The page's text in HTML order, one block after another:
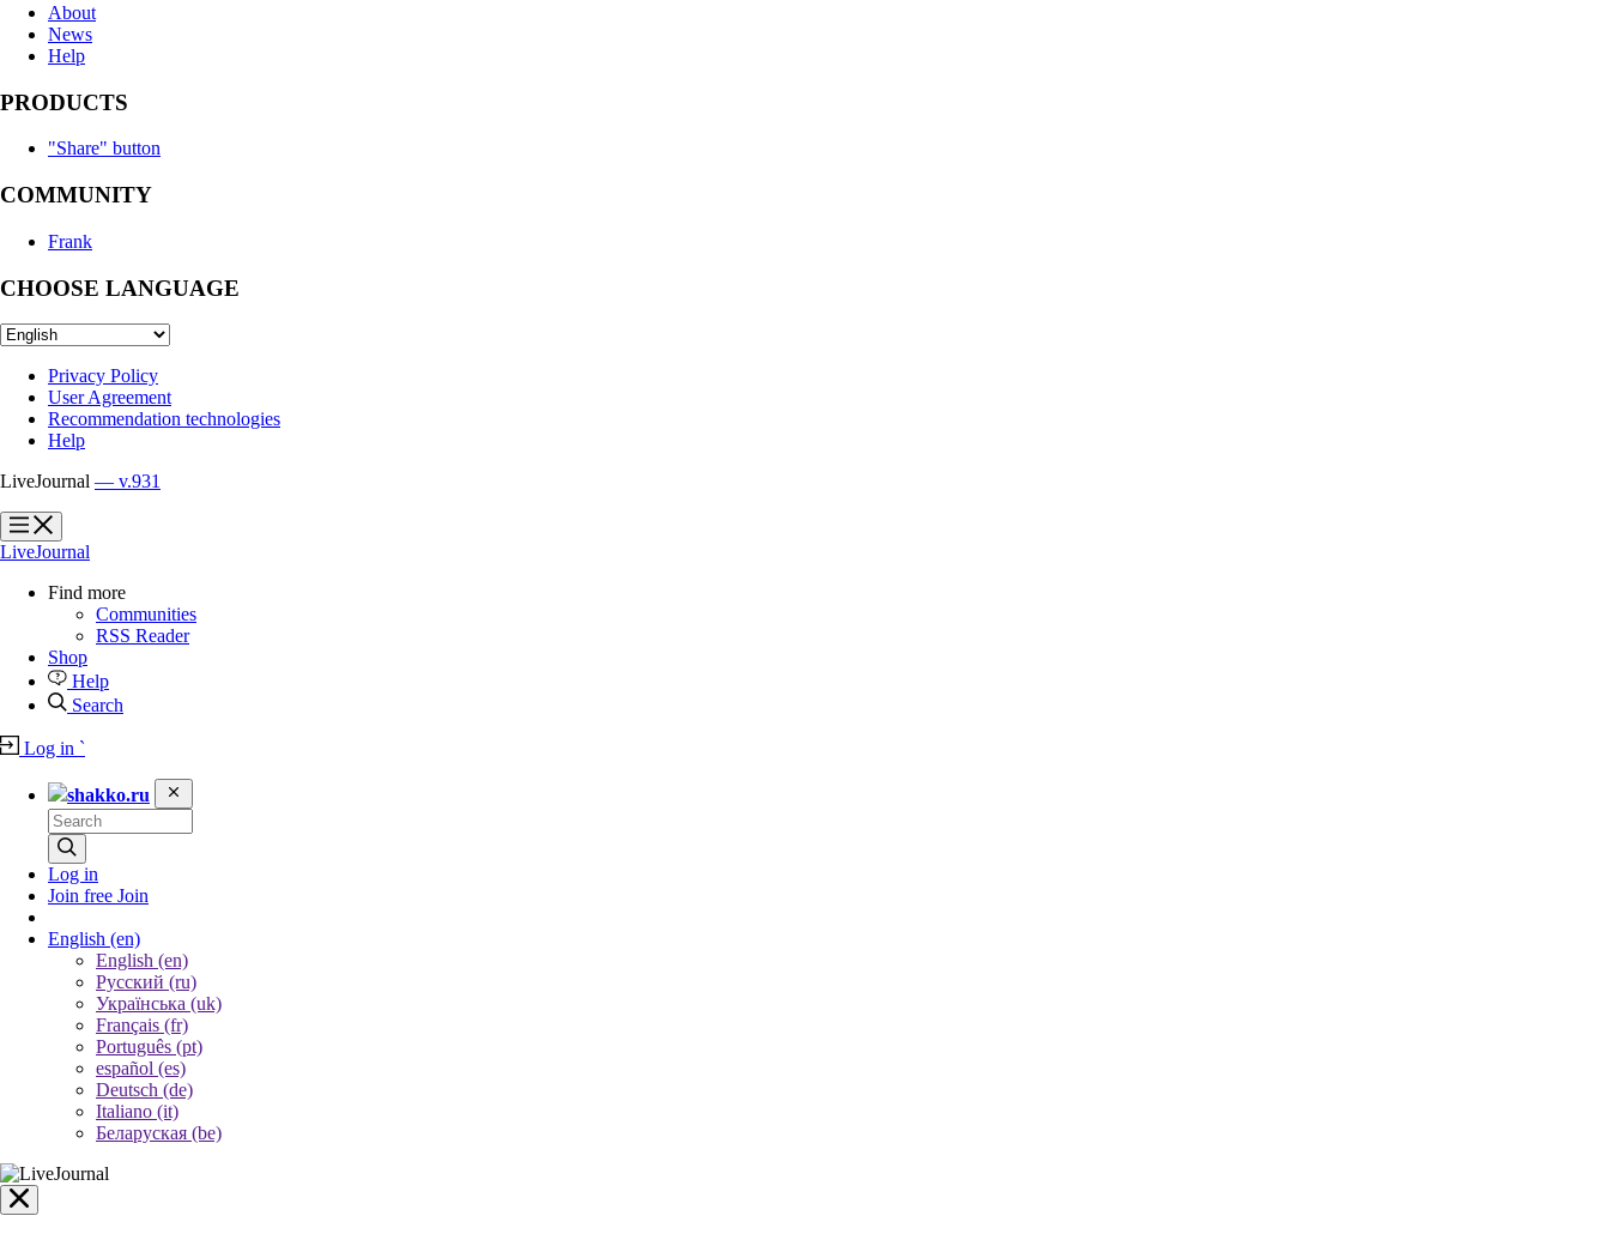
About
News
Help
PRODUCTS
"Share" button
COMMUNITY
Frank
CHOOSE LANGUAGE
Privacy Policy
User Agreement
Recommendation technologies
Help
LiveJournal — v.931
?
?
LiveJournal
Find more
Communities
RSS Reader
Shop
Help
Search
Log in `
shakko.ru
Log in
Join free Join
English (en)
English (en)
Русский (ru)
Українська (uk)
Français (fr)
Português (pt)
español (es)
Deutsch (de)
Italiano (it)
Беларуская (be)